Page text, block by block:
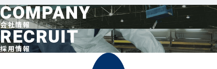
お見積もり
無料相談 事例集請求
会社情報
COMPANY
採用情報
RECRUIT